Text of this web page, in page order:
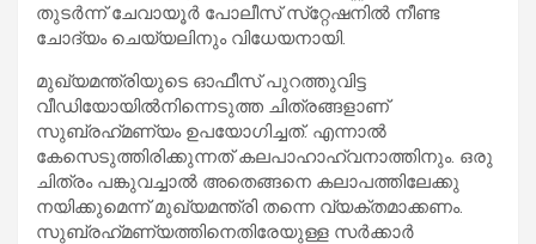
തുടര്‍ന്ന് ചേവായൂര്‍ പോലീസ് സ്‌റ്റേഷനില്‍ നീണ്ട
ചോദ്യം ചെയ്യലിനും വിധേയനായി.
മുഖ്യമന്ത്രിയുടെ ഓഫീസ് പുറത്തുവിട്ട
വീഡിയോയില്‍നിന്നെടുത്ത ചിത്രങ്ങളാണ്
സുബ്രഹ്‌മണ്യം ഉപയോഗിച്ചത്. എന്നാല്‍
കേസെടുത്തിരിക്കുന്നത് കലപാഹാഹ്വനാത്തിനും. ഒരു
ചിത്രം പങ്കുവച്ചാല്‍ അതെങ്ങനെ കലാപത്തിലേക്കു
നയിക്കുമെന്ന് മുഖ്യമന്ത്രി തന്നെ വ്യക്തമാക്കണം.
സുബ്രഹ്‌മണ്യത്തിനെതിരേയുള്ള സര്‍ക്കാര്‍